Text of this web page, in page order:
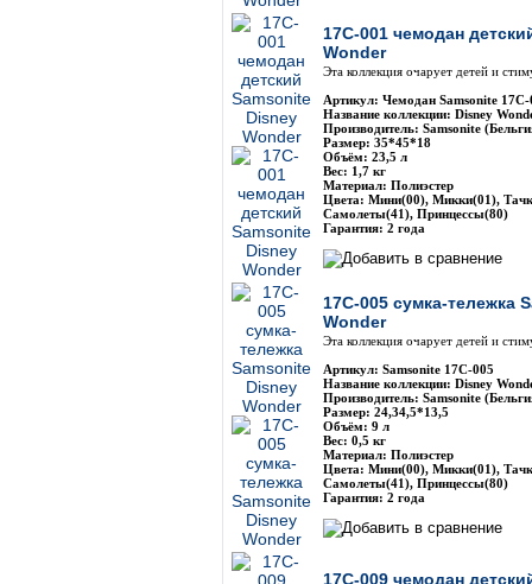
17C-001 чемодан
Wonder
Эта коллекция очарует детей и
Артикул: Чемодан Samsonite 17C-
Название коллекции: Disney
Производитель: Samsonite
Размер: 35*45*18
Объём: 23,5 л
Вес: 1,7 кг
Материал: Полиэстер
Цвета: Мини(00), Микки(01),
Самолеты(41), Принцессы(80)
Гарантия: 2 года
17C-005 сумка-тележка
Wonder
Эта коллекция очарует детей и
Артикул: Samsonite 17C-005
Название коллекции: Disney
Производитель: Samsonite
Размер: 24,34,5*13,5
Объём: 9 л
Вес: 0,5 кг
Материал: Полиэстер
Цвета: Мини(00), Микки(01),
Самолеты(41), Принцессы(80)
Гарантия: 2 года
17C-009 чемодан